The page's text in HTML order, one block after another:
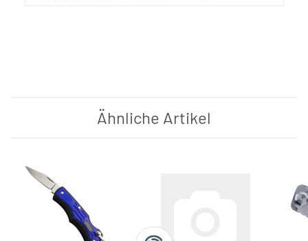
Ähnliche Artikel